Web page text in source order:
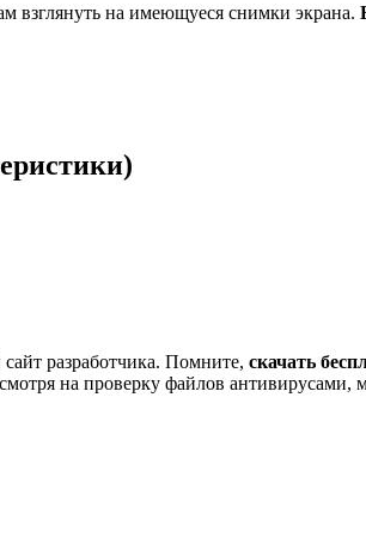
взглянуть на имеющуеся снимки экрана.
разработчика. Помните, скачать
на проверку файлов антивирусами,